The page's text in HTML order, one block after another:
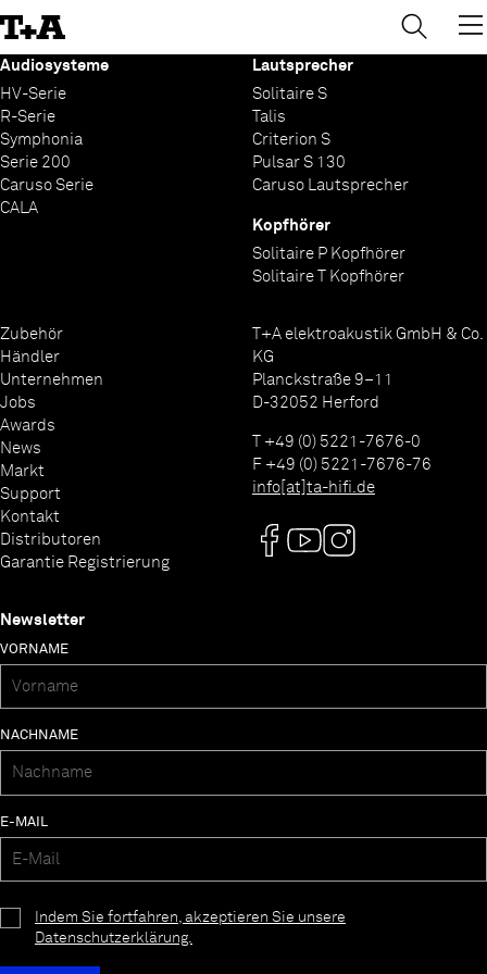
to
Content
Audiosysteme
HV-Serie
R-Serie
Symphonia
Serie 200
Caruso Serie
CALA
Lautsprecher
Solitaire S
Talis
Criterion S
Pulsar S 130
Caruso Lautsprecher
Kopfhörer
Solitaire P Kopfhörer
Solitaire T Kopfhörer
Zubehör
Händler
Unternehmen
Jobs
Awards
News
Markt
Support
Kontakt
Distributoren
Garantie Registrierung
T+A elektroakustik GmbH & Co.
KG
Planckstraße 9–11
D-32052 Herford
T +49 (0) 5221-7676-0
F +49 (0) 5221-7676-76
info[at]ta-hifi.de
Newsletter
VORNAME
NACHNAME
E-MAIL
Indem Sie fortfahren, akzeptieren Sie unsere
Datenschutzerklärung.
→ ×